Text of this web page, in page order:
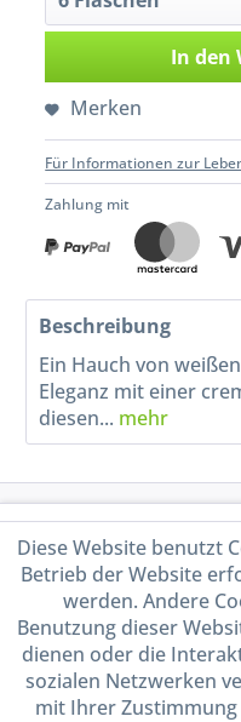
In den
Merken
Für Informationen zur
Zahlung mit
Beschreibung
Ein Hauch von
Eleganz mit einer
diesen... mehr
Shop Service
Informationen
Handel mit
Diese Website benutzt
Betrieb der Website
werden. Andere
Benutzung dieser
dienen oder die
sozialen Netzwerken
mit Ihrer Zustimmung